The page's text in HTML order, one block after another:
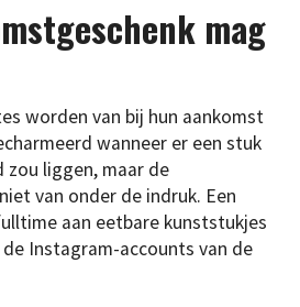
mag
worden van bij hun aankomst
wanneer er een stuk
zou liggen, maar de
van onder de indruk. Een
aan eetbare kunststukjes
Instagram-accounts van de